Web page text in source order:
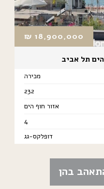
18,900,000
₪
תל אביב
מכירה
232
אזור חוף הים
4
דופלקס-גג
בהן